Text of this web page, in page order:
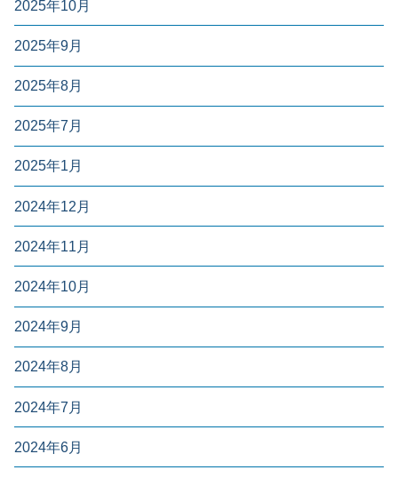
2025年10月
2025年9月
2025年8月
2025年7月
2025年1月
2024年12月
2024年11月
2024年10月
2024年9月
2024年8月
2024年7月
2024年6月